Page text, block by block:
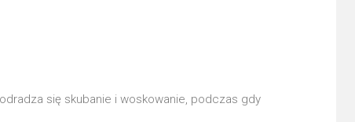
się skubanie i woskowanie, podczas gdy